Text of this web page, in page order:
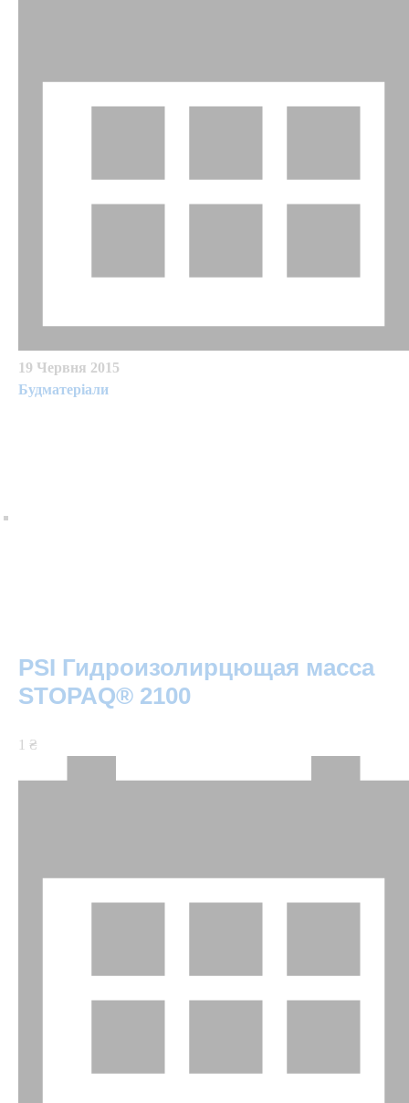
19 Червня 2015
Будматеріали
PSI Гидроизолирцющая масса
STOPAQ® 2100
1 ₴